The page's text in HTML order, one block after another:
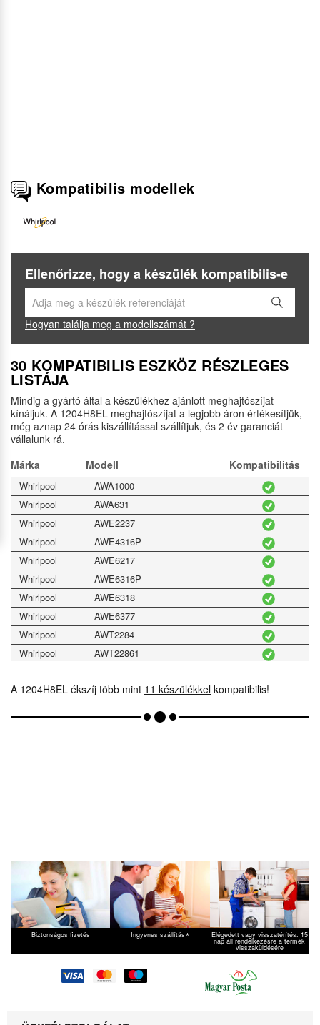
Kompatibilis modellek
Ellenőrizze, hogy a készülék kompatibilis-e
Hogyan találja meg a modellszámát ?
30 KOMPATIBILIS ESZKÖZ RÉSZLEGES
LISTÁJA
Mindig a gyártó által a készülékhez ajánlott meghajtószíjat
kínáljuk. A 1204H8EL meghajtószíjat a legjobb áron értékesítjük,
még aznap 24 órás kiszállítással szállítjuk, és 2 év garanciát
vállalunk rá.
Márka
Modell Kompatibilitás
Whirlpool
AWA1000
Whirlpool
AWA631
Whirlpool
AWE2237
Whirlpool
AWE4316P
Whirlpool
AWE6217
Whirlpool
AWE6316P
Whirlpool
AWE6318
Whirlpool
AWE6377
Whirlpool
AWT2284
Whirlpool
AWT22861
A 1204H8EL ékszíj több mint 11 készülékkel kompatibilis!
Biztonságos fizetés Ingyenes szállítás* Elégedett vagy visszatérítés: 15
nap áll rendelkezésre a termék
visszaküldésére